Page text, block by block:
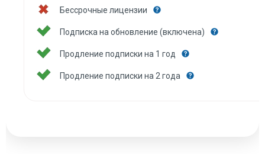
Бессрочные лицензии
Подписка на обновление (включена)
Продление подписки на 1 год
Продление подписки на 2 года